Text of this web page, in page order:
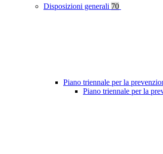
Disposizioni generali 70
Piano triennale per la
Piano triennale per la